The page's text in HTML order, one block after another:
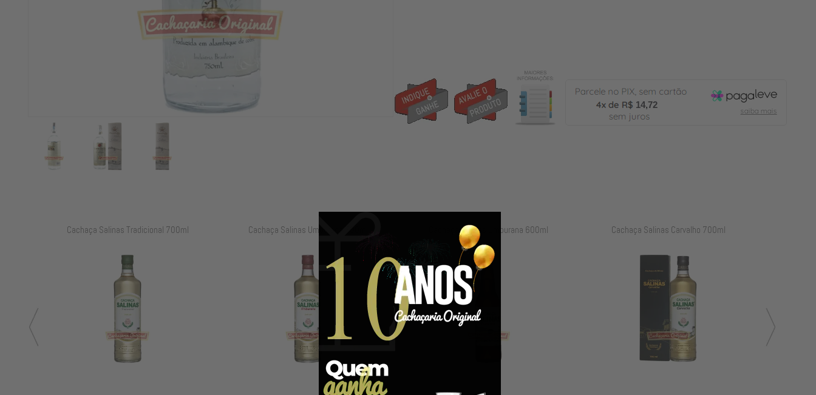
14,72
Cachaça Salinas Tradicional 700ml Cachaça Salinas Umburana 700ml Cachaça Salinas Umburana 600ml Cachaça Salinas Carvalho 700ml